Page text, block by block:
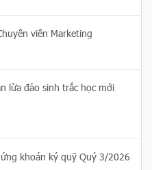
viên Marketing
lừa đảo sinh trắc học mới
khoán ký quỹ Quý 3/2026